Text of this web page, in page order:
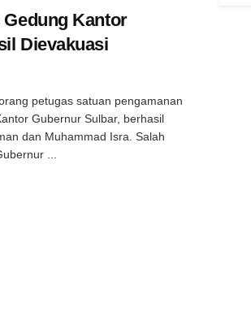
Kantor
Dievakuasi
petugas satuan pengamanan
Gubernur Sulbar, berhasil
dan Muhammad Isra. Salah
...